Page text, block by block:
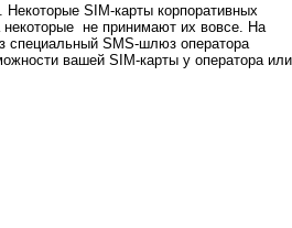
. Некоторые SIM-карты корпоративных
не принимают их вовсе. На
специальный SMS-шлюз оператора
вашей SIM-карты у оператора или